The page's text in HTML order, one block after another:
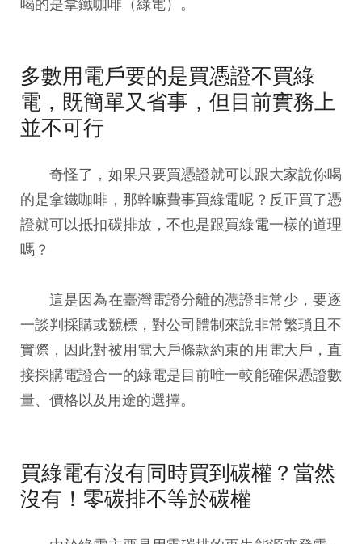
多數用電戶要的是買憑證不買綠
電，既簡單又省事，但目前實務上
並不可行
奇怪了，如果只要買憑證就可以跟大家說你喝
的是拿鐵咖啡，那幹嘛費事買綠電呢？反正買了憑
證就可以抵扣碳排放，不也是跟買綠電一樣的道理
嗎？
這是因為在臺灣電證分離的憑證非常少，要逐
一談判採購或競標，對公司體制來說非常繁瑣且不
實際，因此對被用電大戶條款約束的用電大戶，直
接採購電證合一的綠電是目前唯一較能確保憑證數
量、價格以及用途的選擇。
買綠電有沒有同時買到碳權？當然
沒有！零碳排不等於碳權